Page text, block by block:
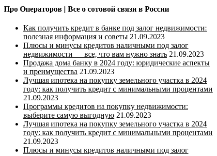
Про Операторов | Все о сотовой связи в России
Как получить кредит в банке под залог недвижимости:
полезная информация и советы 21.09.2023
Плюсы и минусы кредитов наличными под залог
недвижимости — все, что вам нужно знать 21.09.2023
Продажа дома банку в 2024 году: юридические аспекты
и преимущества 21.09.2023
Лучшая ипотека на покупку земельного участка в 2024
году: как получить кредит с минимальными процентами
21.09.2023
Программы кредитов на покупку недвижимости:
выберите самую выгодную 21.09.2023
Лучшая ипотека на покупку земельного участка в 2024
году: как получить кредит с минимальными процентами
21.09.2023
Плюсы и минусы кредитов наличными под залог